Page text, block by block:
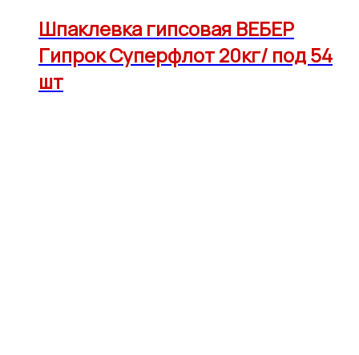
Шпаклевка гипсовая ВЕБЕР
Гипрок Суперфлот 20кг/ под 54
шт